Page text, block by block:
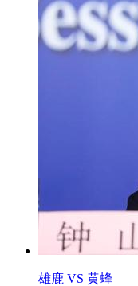
雄鹿 VS 黄蜂